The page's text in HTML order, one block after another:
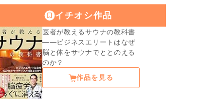
イチオシ作品
医者が教えるサウナの教科書
――ビジネスエリートはなぜ
脳と体をサウナでととのえる
のか？
作品を見る